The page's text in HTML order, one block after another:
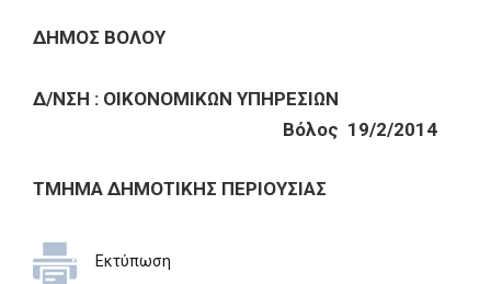
ΔΗΜΟΣ ΒΟΛΟΥ
Δ/ΝΣΗ : ΟΙΚΟΝΟΜΙΚΩΝ ΥΠΗΡΕΣΙΩΝ
Βόλος 19/2/2014
ΤΜΗΜΑ ΔΗΜΟΤΙΚΗΣ ΠΕΡΙΟΥΣΙΑΣ
Εκτύπωση